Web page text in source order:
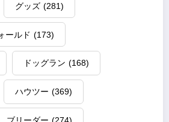
グッズ (281)
ールド (173)
ドッグラン (168)
ハウツー (369)